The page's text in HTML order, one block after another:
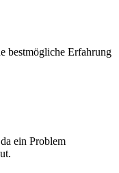
bestmögliche Erfahrung
ein Problem